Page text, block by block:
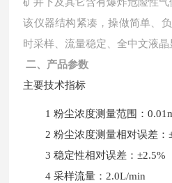
该仪器结构紧凑，操做简单、
时采样、流量稳定、全中文液晶
二、产品参数
主要技术指标
1 粉尘浓度测量范围：
2 粉尘浓度测量相对误差：
3 稳定性相对误差：±2.5%
4 采样流量：2.0L/min